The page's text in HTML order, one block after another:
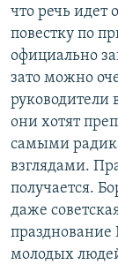
что речь идет
повестку по
официально
зато можно
руководители
они хотят
самыми
взглядами.
получается.
даже
молодых